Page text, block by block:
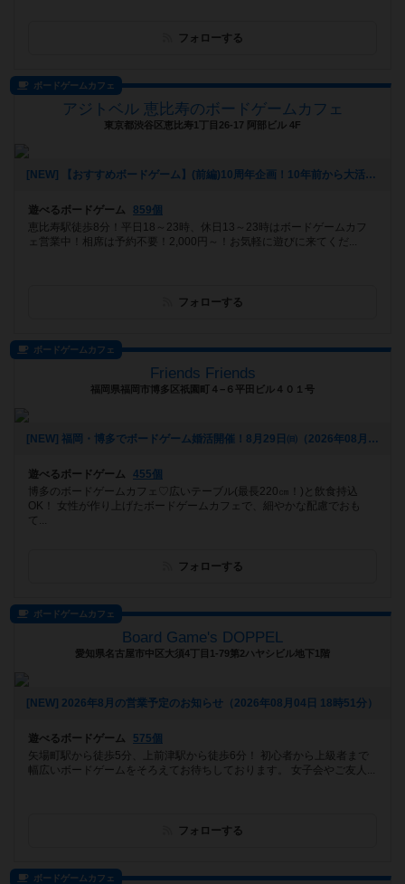
フォローする
ボードゲームカフェ
アジトベル 恵比寿のボードゲームカフェ
東京都渋谷区恵比寿1丁目26-17 阿部ビル 4F
[NEW] 【おすすめボードゲーム】(前編)10周年企画！10年前から大活躍のボードゲーム【#163】をあげました（2026年08月06日 00時03分）
遊べるボードゲーム
859個
恵比寿駅徒歩8分！平日18～23時、休日13～23時はボードゲームカフ
ェ営業中！相席は予約不要！2,000円～！お気軽に遊びに来てくだ...
フォローする
ボードゲームカフェ
Friends Friends
福岡県福岡市博多区祇園町４−６平田ビル４０１号
[NEW] 福岡・博多でボードゲーム婚活開催！8月29日㈰（2026年08月05日 16時55分）
遊べるボードゲーム
455個
博多のボードゲームカフェ♡広いテーブル(最長220㎝！)と飲食持込
OK！ 女性が作り上げたボードゲームカフェで、細やかな配慮でおも
て...
フォローする
ボードゲームカフェ
Board Game's DOPPEL
愛知県名古屋市中区大須4丁目1-79第2ハヤシビル地下1階
[NEW] 2026年8月の営業予定のお知らせ（2026年08月04日 18時51分）
遊べるボードゲーム
575個
矢場町駅から徒歩5分、上前津駅から徒歩6分！ 初心者から上級者まで
幅広いボードゲームをそろえてお待ちしております。 女子会やご友人...
フォローする
ボードゲームカフェ